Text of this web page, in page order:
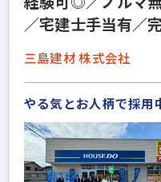
／宅建士手当有／
三島建材 株式会社
やる気とお人柄で採用